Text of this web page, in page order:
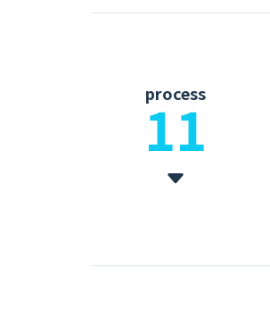
process
11